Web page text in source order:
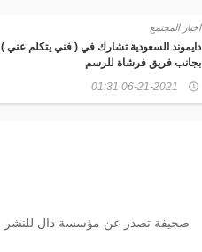
اخبار المجتمع
دايموند السعودية تشارك في ( فني يتكلم عني )
بجانب فريق فرشاة للرسم
06-21-2021 01:31
صحيفة تصدر عن مؤسسة دال للنشر